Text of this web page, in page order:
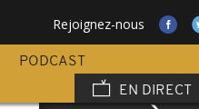
Rejoignez-nous
PODCAST
EN DIRECT